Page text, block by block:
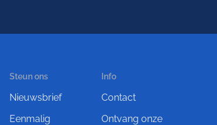
Steun ons
Nieuwsbrief
Eenmalig
Info
Contact
Ontvang onze